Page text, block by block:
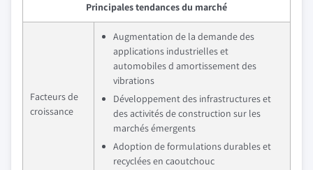
Principales tendances du marché
Facteurs de
croissance
Augmentation de la demande des
applications industrielles et
automobiles d amortissement des
vibrations
Développement des infrastructures et
des activités de construction sur les
marchés émergents
Adoption de formulations durables et
recyclées en caoutchouc